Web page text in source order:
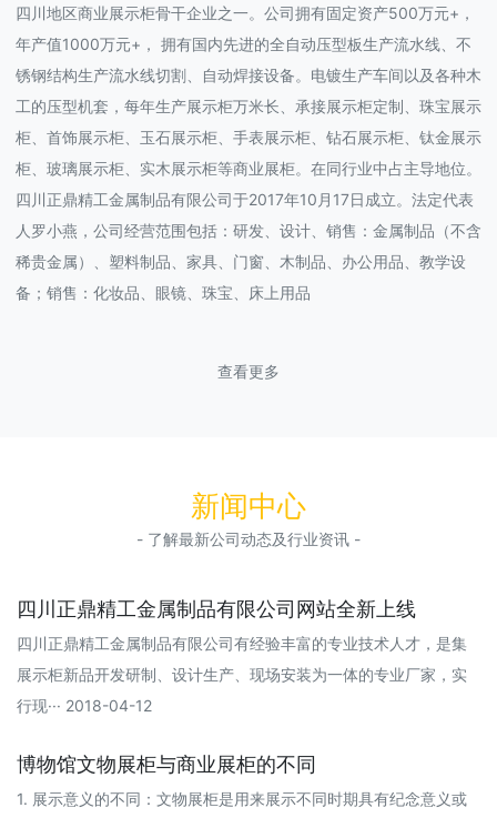
四川地区商业展示柜骨干企业之一。公司拥有固定资产500万元+，
年产值1000万元+， 拥有国内先进的全自动压型板生产流水线、不
锈钢结构生产流水线切割、自动焊接设备。电镀生产车间以及各种木
工的压型机套，每年生产展示柜万米长、承接展示柜定制、珠宝展示
柜、首饰展示柜、玉石展示柜、手表展示柜、钻石展示柜、钛金展示
柜、玻璃展示柜、实木展示柜等商业展柜。在同行业中占主导地位。
四川正鼎精工金属制品有限公司于2017年10月17日成立。法定代表
人罗小燕，公司经营范围包括：研发、设计、销售：金属制品（不含
稀贵金属）、塑料制品、家具、门窗、木制品、办公用品、教学设
备；销售：化妆品、眼镜、珠宝、床上用品
查看更多
新闻中心
- 了解最新公司动态及行业资讯 -
四川正鼎精工金属制品有限公司网站全新上线
四川正鼎精工金属制品有限公司有经验丰富的专业技术人才，是集
展示柜新品开发研制、设计生产、现场安装为一体的专业厂家，实
行现··· 2018-04-12
博物馆文物展柜与商业展柜的不同
1. 展示意义的不同：文物展柜是用来展示不同时期具有纪念意义或